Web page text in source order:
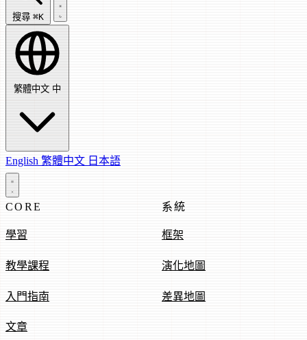
搜尋 ⌘K
繁體中文 中
English 繁體中文 日本語
CORE
學習
教學課程
入門指南
文章
系統
框架
演化地圖
差異地圖